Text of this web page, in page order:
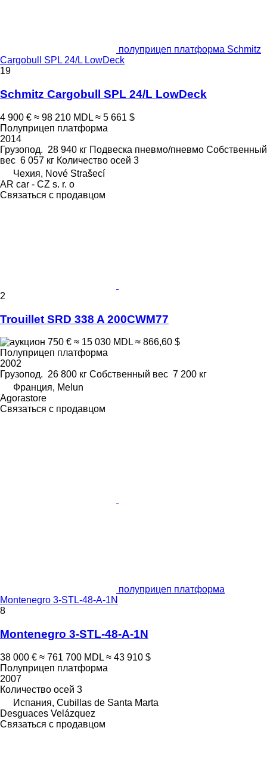
полуприцеп платформа Schmitz
Cargobull SPL 24/L LowDeck
19
Schmitz Cargobull SPL 24/L LowDeck
4 900 € ≈ 98 210 MDL ≈ 5 661 $
Полуприцеп платформа
2014
Грузопод. 28 940 кг Подвеска пневмо/пневмо Собственный
вес 6 057 кг Количество осей 3
Чехия, Nové Strašecí
AR car - CZ s. r. o
Связаться с продавцом
2
Trouillet SRD 338 A 200CWM77
750 € ≈ 15 030 MDL ≈ 866,60 $
Полуприцеп платформа
2002
Грузопод. 26 800 кг Собственный вес 7 200 кг
Франция, Melun
Agorastore
Связаться с продавцом
полуприцеп платформа
Montenegro 3-STL-48-A-1N
8
Montenegro 3-STL-48-A-1N
38 000 € ≈ 761 700 MDL ≈ 43 910 $
Полуприцеп платформа
2007
Количество осей 3
Испания, Cubillas de Santa Marta
Desguaces Velázquez
Связаться с продавцом